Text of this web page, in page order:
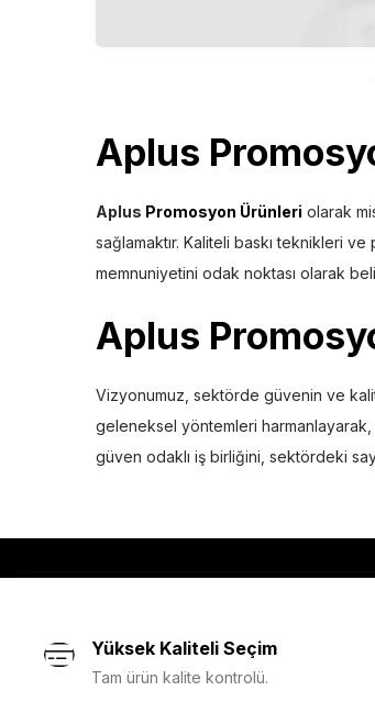
Aplus
Aplus Promosyon Ürünleri olarak
sağlamaktır. Kaliteli baskı teknikleri
memnuniyetini odak noktası olarak
Aplus
Vizyonumuz, sektörde güvenin ve
geleneksel yöntemleri
güven odaklı iş birliğini, sektördeki
Yüksek Kaliteli Seçim
Tam ürün kalite kontrolü.